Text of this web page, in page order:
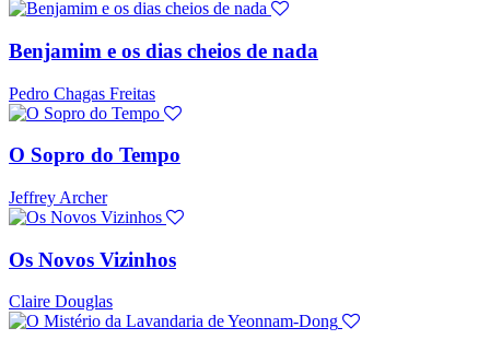
Benjamim e os dias cheios de nada
Pedro Chagas Freitas
O Sopro do Tempo
Jeffrey Archer
Os Novos Vizinhos
Claire Douglas